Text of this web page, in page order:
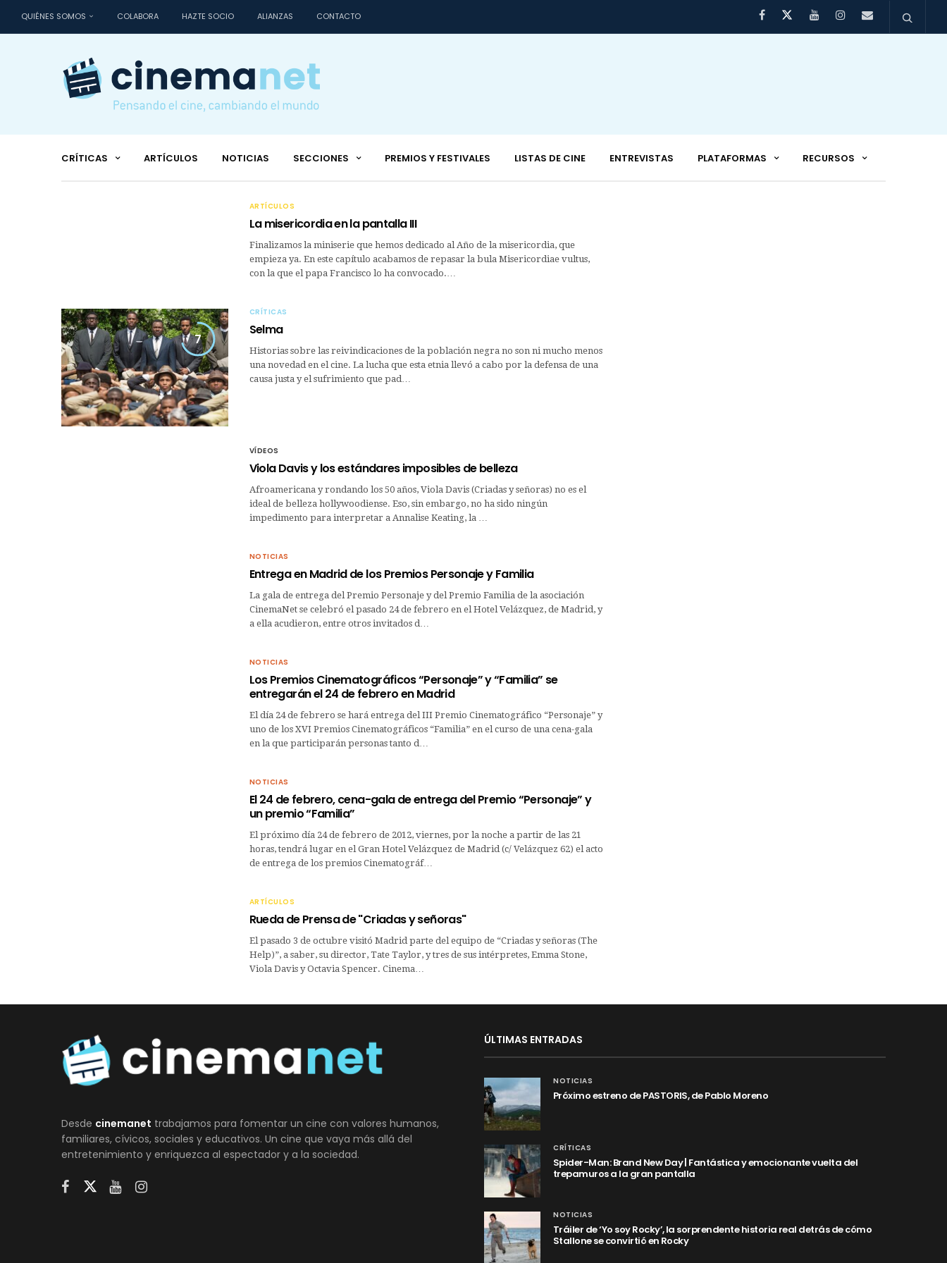
QUIÉNES SOMOS COLABORA HAZTE SOCIO ALIANZAS CONTACTO
CRÍTICAS ARTÍCULOS NOTICIAS SECCIONES PREMIOS Y FESTIVALES LISTAS DE CINE ENTREVISTAS PLATAFORMAS RECURSOS
ARTÍCULOS
La misericordia en la pantalla III
Finalizamos la miniserie que hemos dedicado al Año de la misericordia, que
empieza ya. En este capítulo acabamos de repasar la bula Misericordiae vultus,
con la que el papa Francisco lo ha convocado.…
7
CRÍTICAS
Selma
Historias sobre las reivindicaciones de la población negra no son ni mucho menos
una novedad en el cine. La lucha que esta etnia llevó a cabo por la defensa de una
causa justa y el sufrimiento que pad…
VÍDEOS
Viola Davis y los estándares imposibles de belleza
Afroamericana y rondando los 50 años, Viola Davis (Criadas y señoras) no es el
ideal de belleza hollywoodiense. Eso, sin embargo, no ha sido ningún
impedimento para interpretar a Annalise Keating, la …
NOTICIAS
Entrega en Madrid de los Premios Personaje y Familia
La gala de entrega del Premio Personaje y del Premio Familia de la asociación
CinemaNet se celebró el pasado 24 de febrero en el Hotel Velázquez, de Madrid, y
a ella acudieron, entre otros invitados d…
NOTICIAS
Los Premios Cinematográficos “Personaje” y “Familia” se
entregarán el 24 de febrero en Madrid
El día 24 de febrero se hará entrega del III Premio Cinematográfico “Personaje” y
uno de los XVI Premios Cinematográficos “Familia” en el curso de una cena-gala
en la que participarán personas tanto d…
NOTICIAS
El 24 de febrero, cena-gala de entrega del Premio “Personaje” y
un premio “Familia”
El próximo día 24 de febrero de 2012, viernes, por la noche a partir de las 21
horas, tendrá lugar en el Gran Hotel Velázquez de Madrid (c/ Velázquez 62) el acto
de entrega de los premios Cinematográf…
ARTÍCULOS
Rueda de Prensa de "Criadas y señoras"
El pasado 3 de octubre visitó Madrid parte del equipo de “Criadas y señoras (The
Help)”, a saber, su director, Tate Taylor, y tres de sus intérpretes, Emma Stone,
Viola Davis y Octavia Spencer. Cinema…
Desde cinemanet trabajamos para fomentar un cine con valores humanos,
familiares, cívicos, sociales y educativos. Un cine que vaya más allá del
entretenimiento y enriquezca al espectador y a la sociedad.
ÚLTIMAS ENTRADAS
NOTICIAS
Próximo estreno de PASTORIS, de Pablo Moreno
CRÍTICAS
Spider-Man: Brand New Day | Fantástica y emocionante vuelta del
trepamuros a la gran pantalla
NOTICIAS
Tráiler de ‘Yo soy Rocky’, la sorprendente historia real detrás de cómo
Stallone se convirtió en Rocky